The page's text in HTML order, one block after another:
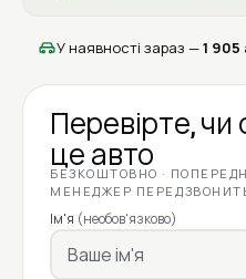
У наявності зараз —1 905
Перевірте,
це авто
БЕЗКОШТОВНО ·
МЕНЕДЖЕР
Ім'я (необов'язково)